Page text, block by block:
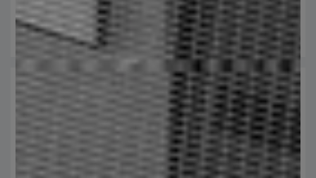
Nos adaptamos a proyectos específicos, ofreciendo soluciones a
medida con estándares de calidad.